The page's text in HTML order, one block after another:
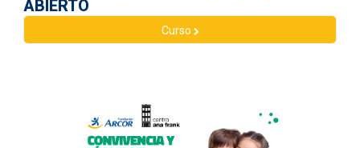
ABIERTO
Curso